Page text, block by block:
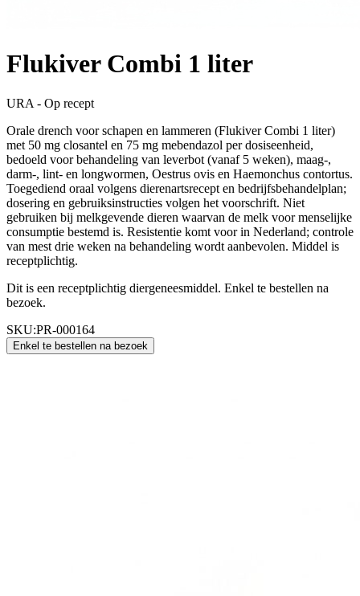
Flukiver Combi 1 liter
URA - Op recept
Orale drench voor schapen en lammeren (Flukiver Combi 1 liter)
met 50 mg closantel en 75 mg mebendazol per dosiseenheid,
bedoeld voor behandeling van leverbot (vanaf 5 weken), maag-,
darm-, lint- en longwormen, Oestrus ovis en Haemonchus contortus.
Toegediend oraal volgens dierenartsrecept en bedrijfsbehandelplan;
dosering en gebruiksinstructies volgen het voorschrift. Niet
gebruiken bij melkgevende dieren waarvan de melk voor menselijke
consumptie bestemd is. Resistentie komt voor in Nederland; controle
van mest drie weken na behandeling wordt aanbevolen. Middel is
receptplichtig.
Dit is een receptplichtig diergeneesmiddel. Enkel te bestellen na
bezoek.
SKU:PR-000164
Enkel te bestellen na bezoek